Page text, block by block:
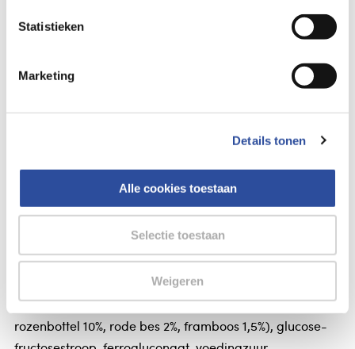
Statistieken
Marketing
Details tonen
Alle cookies toestaan
Selectie toestaan
Weigeren
Bestelling af te halen in
Voor 21u besteld,
Roosvicee Fruitkracht ferro
Roosvicee Fruitkracht ferro
Roosvicee Fruitkracht ferro
Suiker, sap uit vruchtensapconcentraat 36% (tomaat,
rozenbottel 10%, rode bes 2%, framboos 1,5%), glucose-